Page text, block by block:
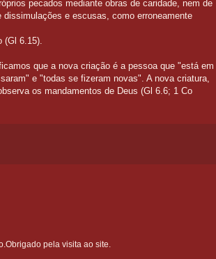
pecados mediante obras de caridade, nem de
e escusas, como erroneamente
6.15).
que a nova criação é a pessoa que "está em
e "todas se fizeram novas". A nova criatura,
os mandamentos de Deus (Gl 6.6; 1 Co
pela visita ao site.